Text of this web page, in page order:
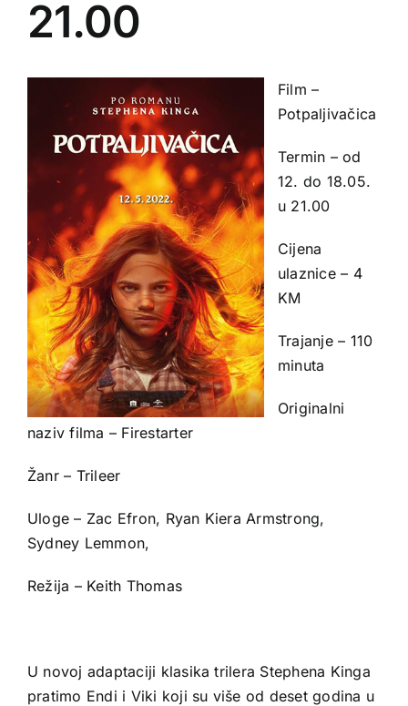
21.00
Film –
Potpaljivačica
Termin – od
12. do 18.05.
u 21.00
Cijena
ulaznice – 4
KM
Trajanje – 110
minuta
Originalni
naziv filma – Firestarter
Žanr – Trileer
Uloge – Zac Efron, Ryan Kiera Armstrong,
Sydney Lemmon,
Režija – Keith Thomas
U novoj adaptaciji klasika trilera Stephena Kinga
pratimo Endi i Viki koji su više od deset godina u